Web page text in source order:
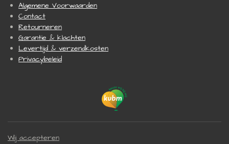
Algemene Voorwaarden
Contact
Retourneren
Garantie & klachten
Levertijd & verzendkosten
Privacybeleid
Wij accepteren